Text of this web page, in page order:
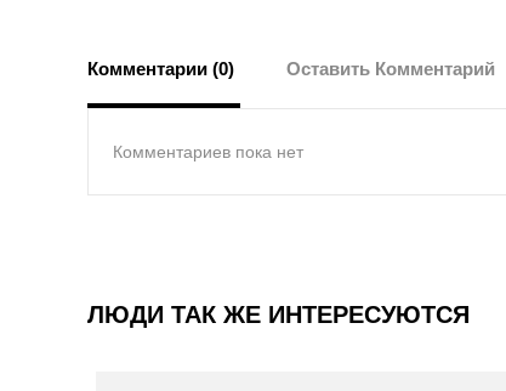
Комментарии (0) Оставить Комментарий
Комментариев пока нет
ЛЮДИ ТАК ЖЕ ИНТЕРЕСУЮТСЯ